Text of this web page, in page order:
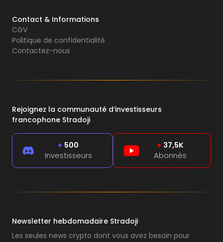
Contact & Informations
CGV
Politique de confidentialité
Contactez-nous
Rejoignez la communauté d’investisseurs
francophone Stradoji
+ 500
Investisseurs
+ 37,5K
Abonnés
Newsletter hebdomadaire Stradoji
Les seules news crypto dont vous avez besoin pour